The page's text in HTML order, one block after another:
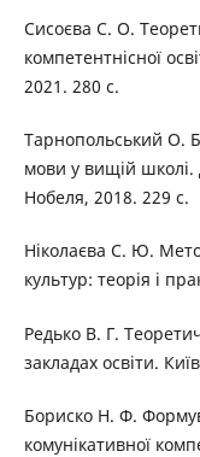
Сисоєва С. О.
компетентнісної
2021. 280 с.
Тарнопольський О.
мови у вищій школі.
Нобеля, 2018. 229 c.
Ніколаєва С. Ю.
культур: теорія і
Редько В. Г.
закладах освіти.
Бориско Н. Ф.
комунікативної